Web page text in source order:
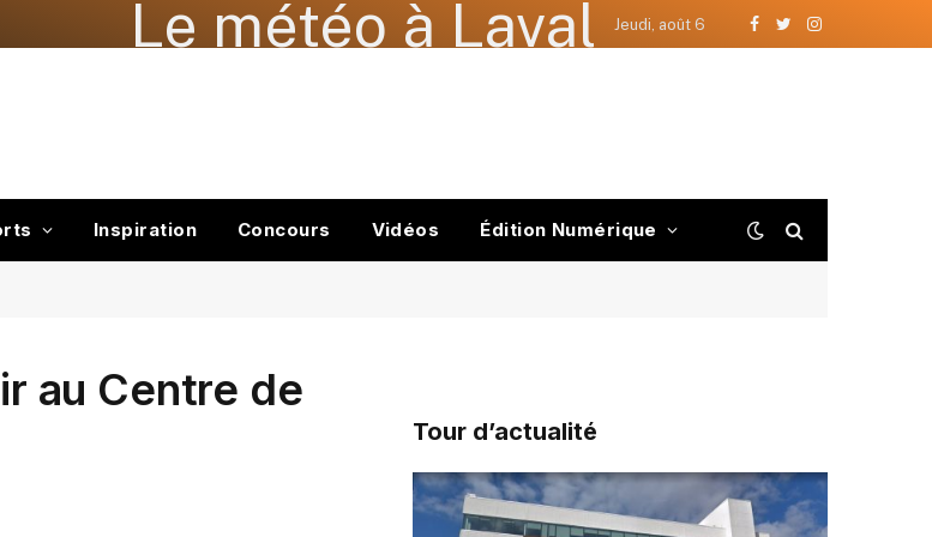
Le météo à Laval Jeudi, août 6
Facebook
TwitterInstagram
Inspiration Concours Vidéos Édition Numérique
au Centre de
Tour d’actualité